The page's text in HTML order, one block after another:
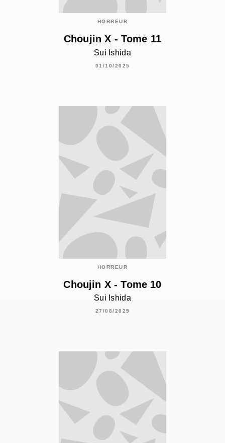
HORREUR
Choujin X - Tome 11
Sui Ishida
01/10/2025
HORREUR
Choujin X - Tome 10
Sui Ishida
27/08/2025